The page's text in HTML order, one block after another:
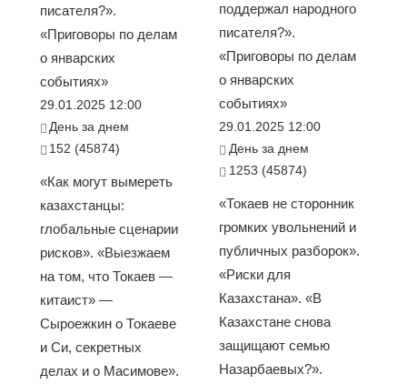
писателя?».
«Приговоры по делам
о январских
событиях»
29.01.2025 12:00
День за днем
152 (45874)
«Как могут вымереть
казахстанцы:
глобальные сценарии
рисков». «Выезжаем
на том, что Токаев —
китаист» —
Сыроежкин о Токаеве
и Си, секретных
делах и о Масимове».
поддержал народного
писателя?».
«Приговоры по делам
о январских
событиях»
29.01.2025 12:00
День за днем
1253 (45874)
«Токаев не сторонник
громких увольнений и
публичных разборок».
«Риски для
Казахстана». «В
Казахстане снова
защищают семью
Назарбаевых?».